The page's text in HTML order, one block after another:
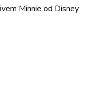
Minnie od Disney